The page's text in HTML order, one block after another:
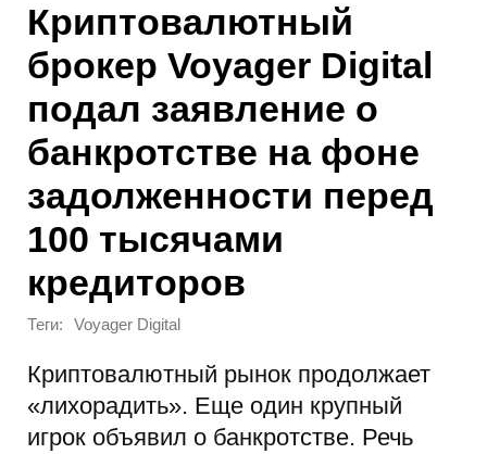
Криптовалютный
брокер Voyager Digital
подал заявление о
банкротстве на фоне
задолженности перед
100 тысячами
кредиторов
Теги: Voyager Digital
Криптовалютный рынок продолжает
«лихорадить». Еще один крупный
игрок объявил о банкротстве. Речь